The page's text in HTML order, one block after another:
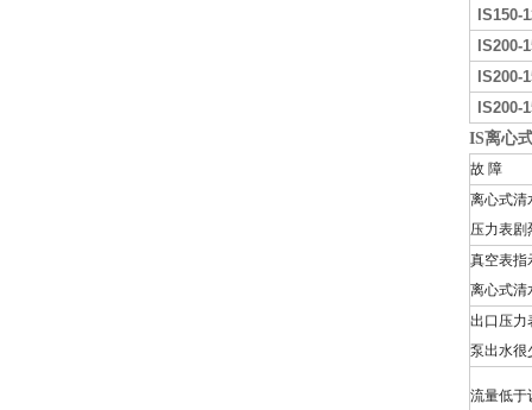
IS150-
IS200-
IS200-
IS200-
IS离心
故 障
离心式清
压力表剧
真空表指
离心式清
出口压力
泵出水很
流量低于